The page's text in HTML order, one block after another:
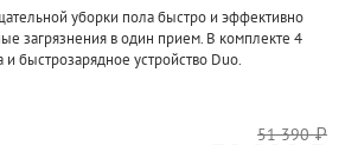
уборки пола быстро и эффективно
загрязнения в один прием. В комплекте 4
быстрозарядное устройство Duo.
51 390 ₽